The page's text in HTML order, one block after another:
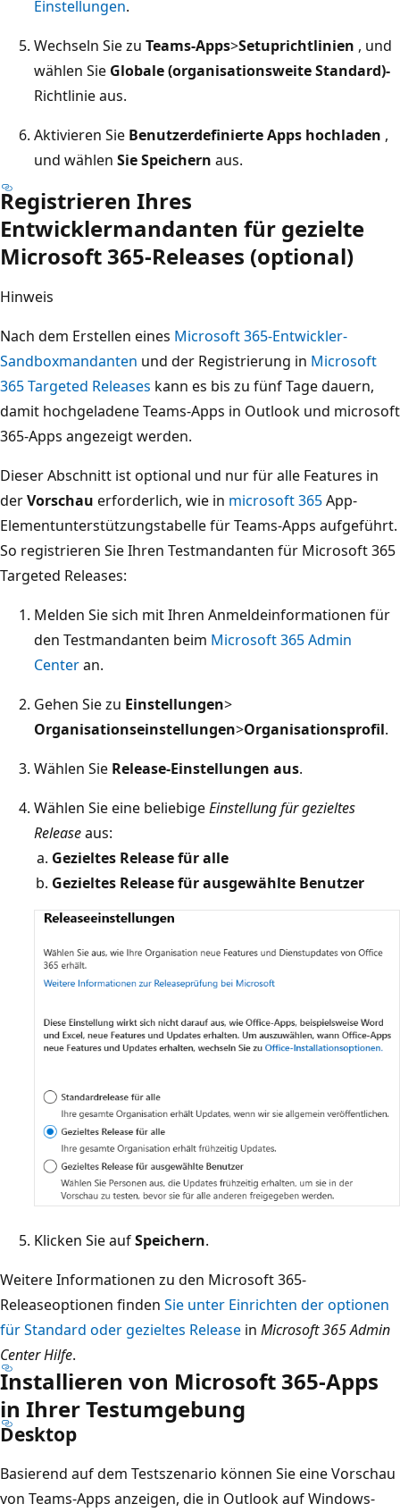
Einstellungen.
Wechseln Sie zu Teams-Apps>Setuprichtlinien , und
wählen Sie Globale (organisationsweite Standard)-
Richtlinie aus.
Aktivieren Sie Benutzerdefinierte Apps hochladen ,
und wählen Sie Speichern aus.
Registrieren Ihres
Entwicklermandanten für gezielte
Microsoft 365-Releases (optional)
Hinweis
Nach dem Erstellen eines Microsoft 365-Entwickler-
Sandboxmandanten und der Registrierung in Microsoft
365 Targeted Releases kann es bis zu fünf Tage dauern,
damit hochgeladene Teams-Apps in Outlook und microsoft
365-Apps angezeigt werden.
Dieser Abschnitt ist optional und nur für alle Features in
derVorschau erforderlich, wie in microsoft 365App-
Elementunterstützungstabelle für Teams-Apps aufgeführt.
So registrieren Sie Ihren Testmandanten für Microsoft 365
Targeted Releases:
Melden Sie sich mit Ihren Anmeldeinformationen für
den Testmandanten beim Microsoft 365 Admin
Centeran.
Gehen Sie zu Einstellungen>
Organisationseinstellungen>Organisationsprofil.
Wählen Sie Release-Einstellungen aus.
Wählen Sie eine beliebigeEinstellung für gezieltes
Releaseaus:
Gezieltes Release für alle
Gezieltes Release für ausgewählte Benutzer
Klicken Sie aufSpeichern.
Weitere Informationen zu den Microsoft 365-
Releaseoptionen finden Sie unter Einrichten der optionen
für Standard oder gezieltes Release in Microsoft 365 Admin
Center Hilfe.
Installieren von Microsoft 365-Apps
in Ihrer Testumgebung
Desktop
Basierend auf dem Testszenario können Sie eine Vorschau
von Teams-Apps anzeigen, die in Outlook auf Windows-